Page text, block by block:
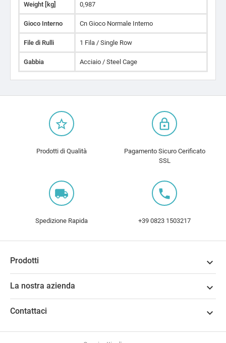
Weight [kg] 0,987
Gioco Interno Cn Gioco Normale Interno
File di Rulli 1 Fila / Single Row
Gabbia Acciaio / Steel Cage
star_border
Prodotti di Qualità
lock_outline
Pagamento Sicuro Cerificato
SSL
local_shipping
Spedizione Rapida
local_phone
+39 0823 1503217
Prodotti 
La nostra azienda 
Contattaci 